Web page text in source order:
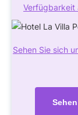
Verfügbarkeit
Sehen Sie sich